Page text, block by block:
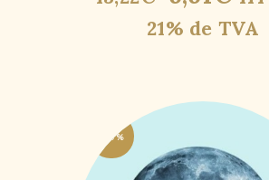
21% de TVA
-50%